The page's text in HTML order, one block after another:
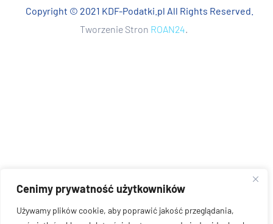
Cenimy prywatność użytkowników
Używamy plików cookie, aby poprawić jakość przeglądania,
Copyright © 2021 KDF-Podatki.pl All Rights Reserved.
Tworzenie Stron ROAN24.